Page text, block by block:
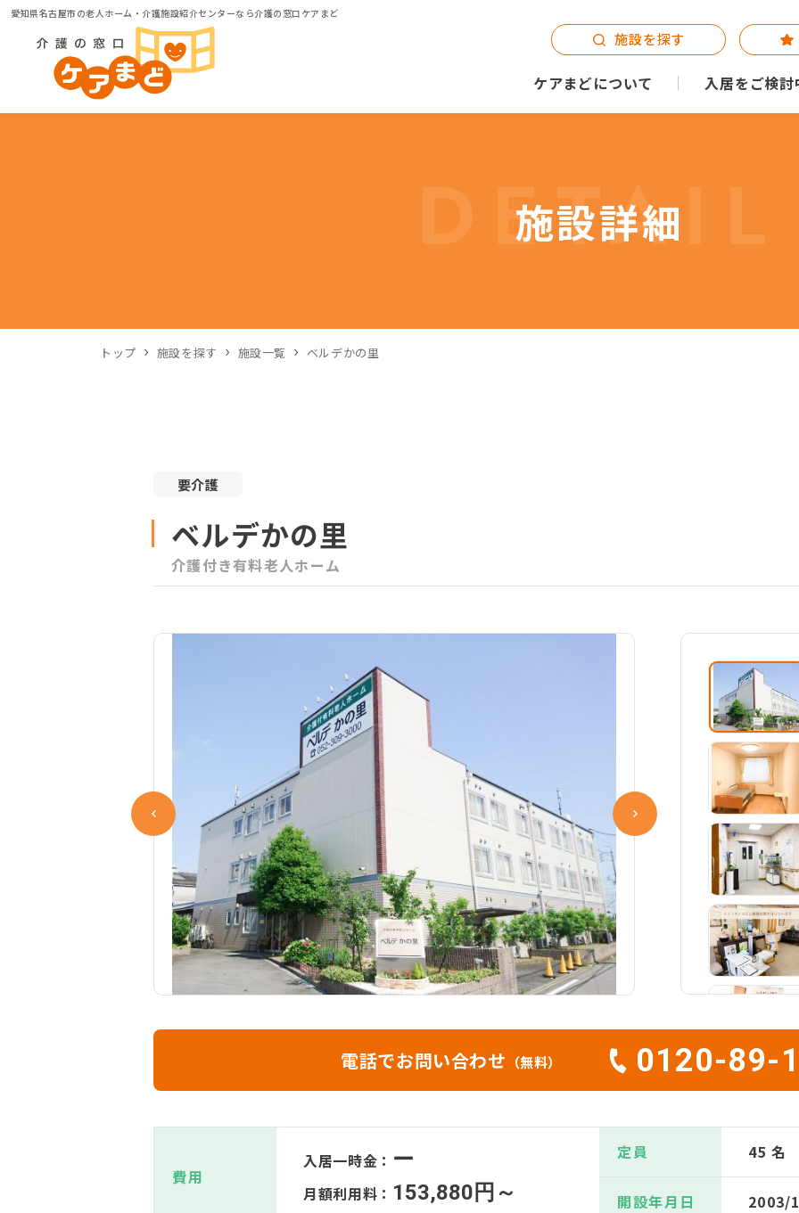
愛知県名古屋市の老人ホーム・介護施設紹介センターなら介護の窓口ケアまど
ケアまどについて 入居をご検
施設を探す
DETAIL
施設詳細
トップ 施設を探す 施設一覧 ベルデかの里
要介護
ベルデかの里
介護付き有料老人ホーム
電話でお問い合わせ （無料） 0120-89-
費用
入居一時金： ー
月額利用料： 153,880円～
定員 45 名
開設年月日 2003/